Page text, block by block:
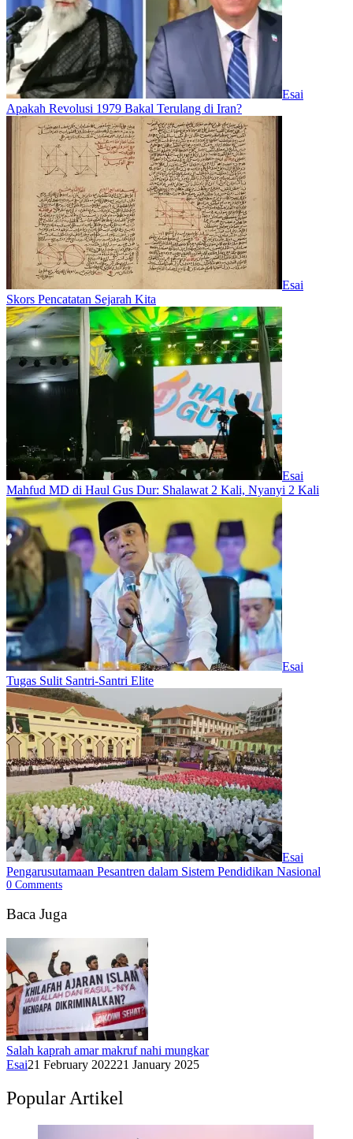
Esai
Apakah Revolusi 1979 Bakal Terulang di Iran?
Esai
Skors Pencatatan Sejarah Kita
Esai
Mahfud MD di Haul Gus Dur: Shalawat 2 Kali, Nyanyi 2 Kali
Esai
Tugas Sulit Santri-Santri Elite
Esai
Pengarusutamaan Pesantren dalam Sistem Pendidikan Nasional
0 Comments
Baca Juga
Salah kaprah amar makruf nahi mungkar
Esai21 February 202221 January 2025
Popular Artikel